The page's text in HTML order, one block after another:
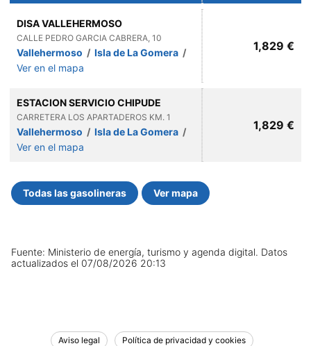
DISA VALLEHERMOSO
CALLE PEDRO GARCIA CABRERA, 10
Vallehermoso / Isla de La Gomera /
Ver en el mapa
1,829 €
ESTACION SERVICIO CHIPUDE
CARRETERA LOS APARTADEROS KM. 1
Vallehermoso / Isla de La Gomera /
Ver en el mapa
1,829 €
Todas las gasolineras Ver mapa
Fuente: Ministerio de energía, turismo y agenda digital. Datos
actualizados el 07/08/2026 20:13
Aviso legal Política de privacidad y cookies